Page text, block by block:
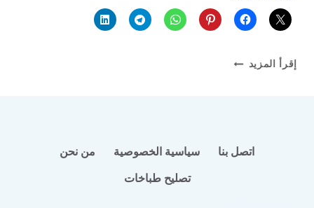
إقرأ المزيد تصليح
اتصل بنا سياسية الخصوصية
من نحن
تصليح طباخات